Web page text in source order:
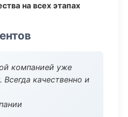
на всех этапах
компанией уже
Всегда качественно и